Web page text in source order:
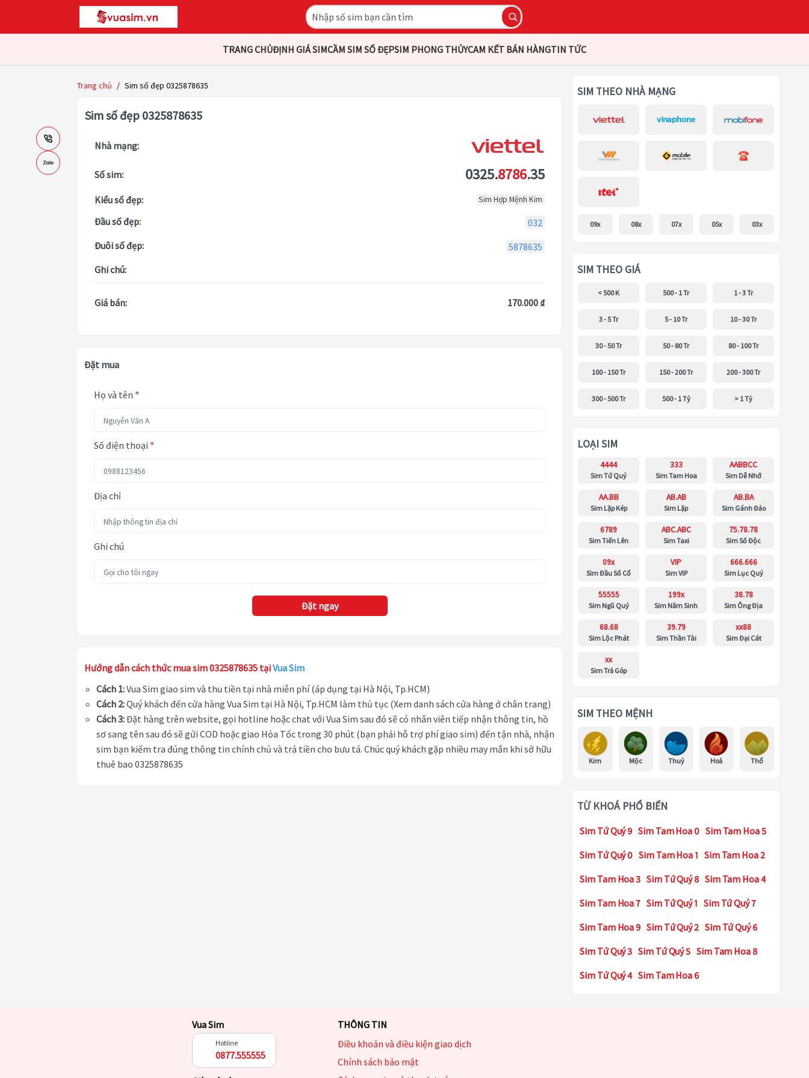
TRANG CHỦĐỊNH GIÁ SIMCẦM SIM SỐ ĐẸPSIM PHONG THỦYCAM KẾT BÁN HÀNGTIN TỨC
Trang chủ / Sim số đẹp 0325878635
Sim số đẹp 0325878635
Nhà mạng:
Số sim: 0325.8786.35
Kiểu số đẹp: Sim Hợp Mệnh Kim
Đầu số đẹp:
032
Đuôi số đẹp:
5878635
Ghi chú:
Giá bán: 170.000 ₫
Đặt mua
Họ và tên *
Số điện thoại *
Địa chỉ
Ghi chú
Đặt ngay
Hướng dẫn cách thức mua sim 0325878635 tạiVua Sim
Cách 1:Vua Sim giao sim và thu tiền tại nhà miễn phí (áp dụng tại Hà Nội, Tp.HCM)
Cách 2:Quý khách đến cửa hàng Vua Sim tại Hà Nội, Tp.HCM làm thủ tục (Xem danh sách cửa hàng ở chân trang)
Cách 3:Đặt hàng trên website, gọi hotline hoặc chat với Vua Sim sau đó sẽ có nhân viên tiếp nhận thông tin, hồ
sơ sang tên sau đó sẽ gửi COD hoặc giao Hỏa Tốc trong 30 phút (bạn phải hỗ trợ phí giao sim) đến tận nhà, nhận
sim bạn kiểm tra đúng thông tin chính chủ và trả tiền cho bưu tá. Chúc quý khách gặp nhiều may mắn khi sở hữu
thuê bao 0325878635
SIM THEO NHÀ MẠNG
09x 08x 07x 05x 03x
SIM THEO GIÁ
< 500 K 500 - 1 Tr 1 - 3 Tr
3 - 5 Tr 5 - 10 Tr 10 - 30 Tr
30 - 50 Tr 50 - 80 Tr 80 - 100 Tr
100 - 150 Tr 150 - 200 Tr 200 - 300 Tr
300 - 500 Tr 500 - 1 Tỷ > 1 Tỷ
LOẠI SIM
4444
Sim Tứ Quý
333
Sim Tam Hoa
AABBCC
Sim Dễ Nhớ
AA.BB
Sim Lặp Kép
AB.AB
Sim Lặp
AB.BA
Sim Gánh Đảo
6789
Sim Tiến Lên
ABC.ABC
Sim Taxi
75.78.78
Sim Số Độc
09x
Sim Đầu Số Cổ
VIP
Sim VIP
666.666
Sim Lục Quý
55555
Sim Ngũ Quý
199x
Sim Năm Sinh
38.78
Sim Ông Địa
68.68
Sim Lộc Phát
39.79
Sim Thần Tài
xx88
Sim Đại Cát
xx
Sim Trả Góp
SIM THEO MỆNH
Kim Mộc Thuỷ Hoả Thổ
TỪ KHOÁ PHỔ BIẾN
Sim Tứ Quý 9 Sim Tam Hoa 0 Sim Tam Hoa 5
Sim Tứ Quý 0 Sim Tam Hoa 1 Sim Tam Hoa 2
Sim Tam Hoa 3 Sim Tứ Quý 8 Sim Tam Hoa 4
Sim Tam Hoa 7 Sim Tứ Quý 1 Sim Tứ Quý 7
Sim Tam Hoa 9 Sim Tứ Quý 2 Sim Tứ Quý 6
Sim Tứ Quý 3 Sim Tứ Quý 5 Sim Tam Hoa 8
Sim Tứ Quý 4 Sim Tam Hoa 6
Vua Sim
Hotline
0877.555555
THÔNG TIN
Điều khoản và điều kiện giao dịch
Chính sách bảo mật